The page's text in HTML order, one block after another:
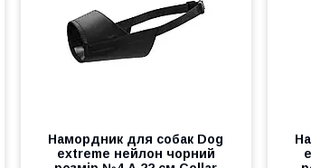
Намордник для собак Dog
extreme нейлон чорний